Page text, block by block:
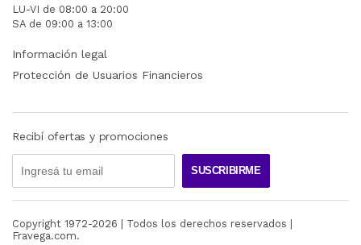
LU-VI de 08:00 a 20:00
SA de 09:00 a 13:00
Información legal
Protección de Usuarios Financieros
Recibí ofertas y promociones
SUSCRIBIRME
Copyright 1972-2026 | Todos los derechos reservados |
Fravega.com.